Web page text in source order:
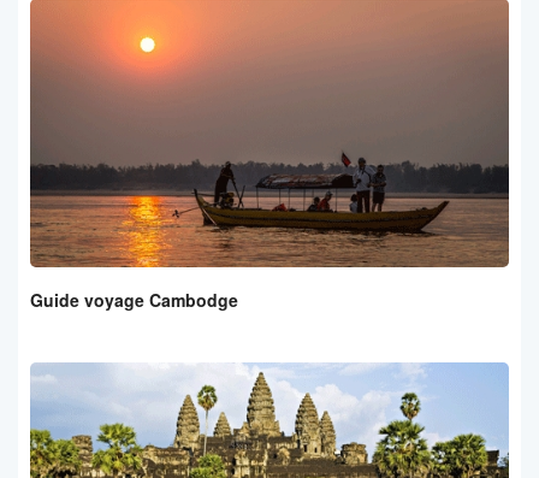
Guide voyage Cambodge